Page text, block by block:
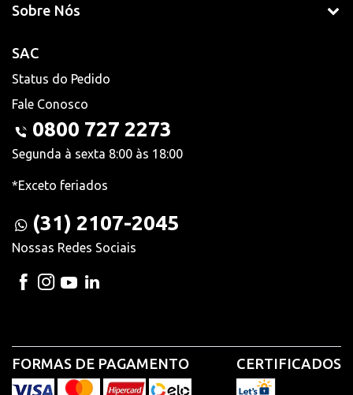
Sobre Nós
SAC
Status do Pedido
Fale Conosco
0800 727 2273
Segunda à sexta 8:00 às 18:00
*Exceto feriados
(31) 2107-2045
Nossas Redes Sociais
FORMAS DE PAGAMENTO CERTIFICADOS